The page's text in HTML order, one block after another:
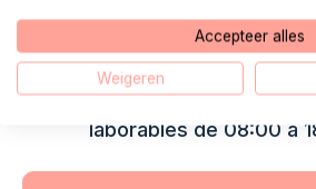
Hola, mi nombre es
yo estamos de pie.
laborables de 08:00 a
Accepteer alles
Weigeren